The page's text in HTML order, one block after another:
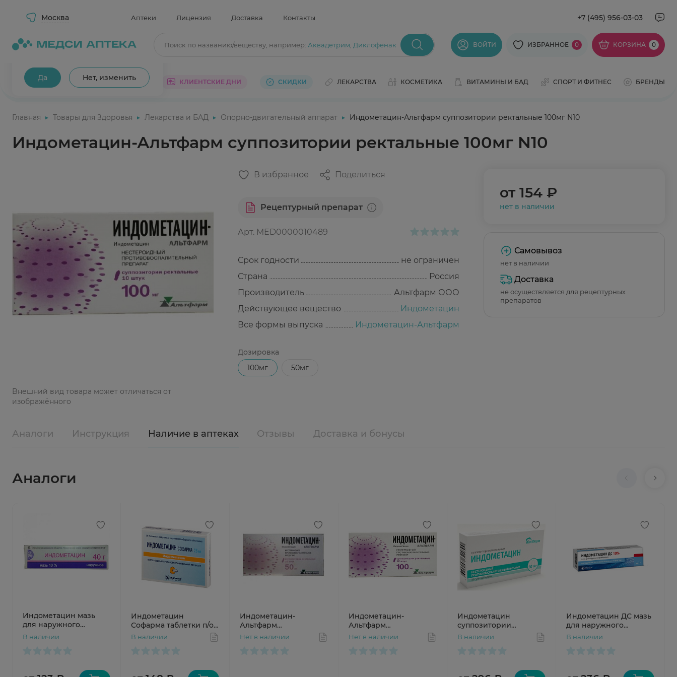
Москва
Ваш город Москва?
Да Нет, изменить
Аптеки Лицензия Доставка Контакты +7 (495) 956-03-03
Поиск по названию/веществу, например: Аквадетрим Диклофенак ВОЙТИ ИЗБРАННОЕ 0 КОРЗИНА 0
КАТАЛОГ АКЦИИ КЛИЕНТСКИЕ ДНИ СКИДКИ ЛЕКАРСТВА КОСМЕТИКА ВИТАМИНЫ И БАД СПОРТ И ФИТНЕС БРЕНДЫ
Главная Товары для Здоровья Лекарства и БАД Опорно-двигательный аппарат Индометацин-Альтфарм суппозитории ректальные 100мг N10
Индометацин-Альтфарм суппозитории ректальные 100мг N10
Bнешний вид товара может отличаться от
изображённого
В избранное Поделиться
Рецептурный препарат
Арт. MED0000010489
Срок годности
не ограничен
Страна
Россия
Производитель
Альтфарм ООО
Действующее вещество
Индометацин
Все формы выпуска
Индометацин-Альтфарм
Дозировка
100мг
50мг
от 154 ₽
нет в наличии
Самовывоз
нет в наличии
Доставка
не осуществляется для рецептурных
препаратов
Аналоги Инструкция Наличие в аптеках Отзывы Доставка и бонусы
Аналоги
Индометацин мазь
для наружного
применения 10% 40г
В наличии
Индометацин
Софарма таблетки п/о
25мг N30
В наличии
Индометацин-
Альтфарм
суппозитории
Нет в наличии
Индометацин-
Альтфарм
суппозитории
ректальные 100мг N10
Нет в наличии
Индометацин
суппозитории
ректальные 50мг N10
В наличии
Индометацин ДС мазь
для наружного
применения 10% 40г
В наличии